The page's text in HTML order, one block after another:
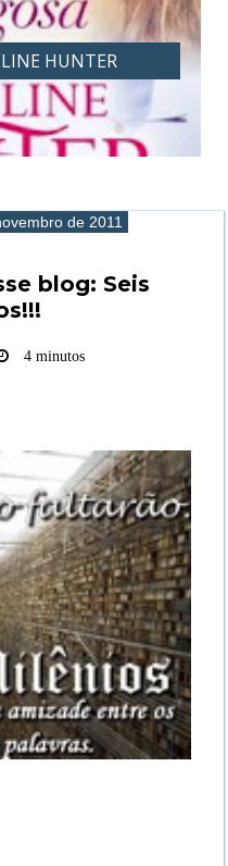
HUNTER
de 2011
blog: Seis
4 minutos